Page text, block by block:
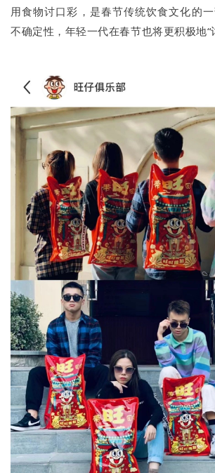
用食物讨口彩，是春节传统饮食文化的
不确定性，年轻一代在春节也将更积极地“